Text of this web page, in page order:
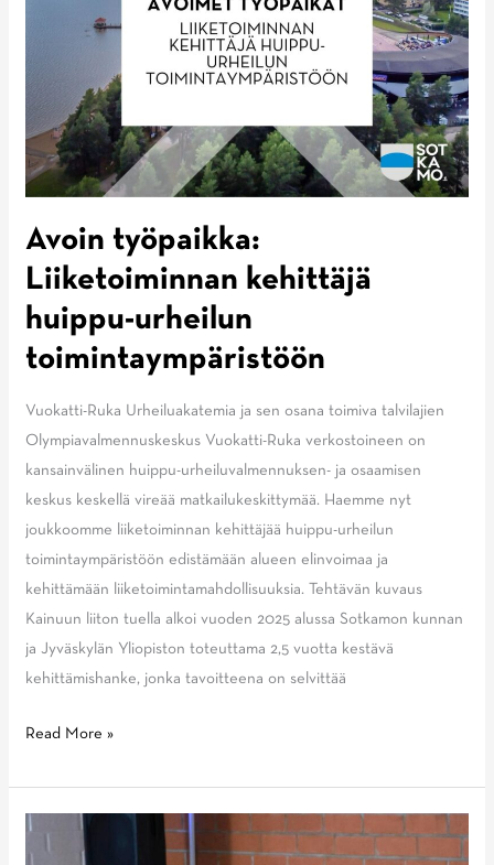
Avoin työpaikka:
Liiketoiminnan kehittäjä
huippu-urheilun
toimintaympäristöön
Vuokatti-Ruka Urheiluakatemia ja sen osana toimiva talvilajien
Olympiavalmennuskeskus Vuokatti-Ruka verkostoineen on
kansainvälinen huippu-urheiluvalmennuksen- ja osaamisen
keskus keskellä vireää matkailukeskittymää. Haemme nyt
joukkoomme liiketoiminnan kehittäjää huippu-urheilun
toimintaympäristöön edistämään alueen elinvoimaa ja
kehittämään liiketoimintamahdollisuuksia. Tehtävän kuvaus
Kainuun liiton tuella alkoi vuoden 2025 alussa Sotkamon kunnan
ja Jyväskylän Yliopiston toteuttama 2,5 vuotta kestävä
kehittämishanke, jonka tavoitteena on selvittää
Avoin
Liiketoiminnan
kehittäjä
huippu-
Read More »